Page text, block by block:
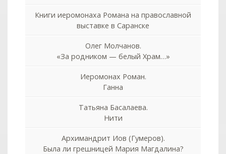
Книги иеромонаха Романа на православной
выставке в Саранске
Олег Молчанов.
«За родником — белый Храм…»
Иеромонах Роман.
Ганна
Татьяна Басалаева.
Нити
Архимандрит Иов (Гумеров).
Была ли грешницей Мария Магдалина?